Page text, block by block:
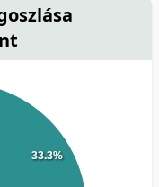
33.3%